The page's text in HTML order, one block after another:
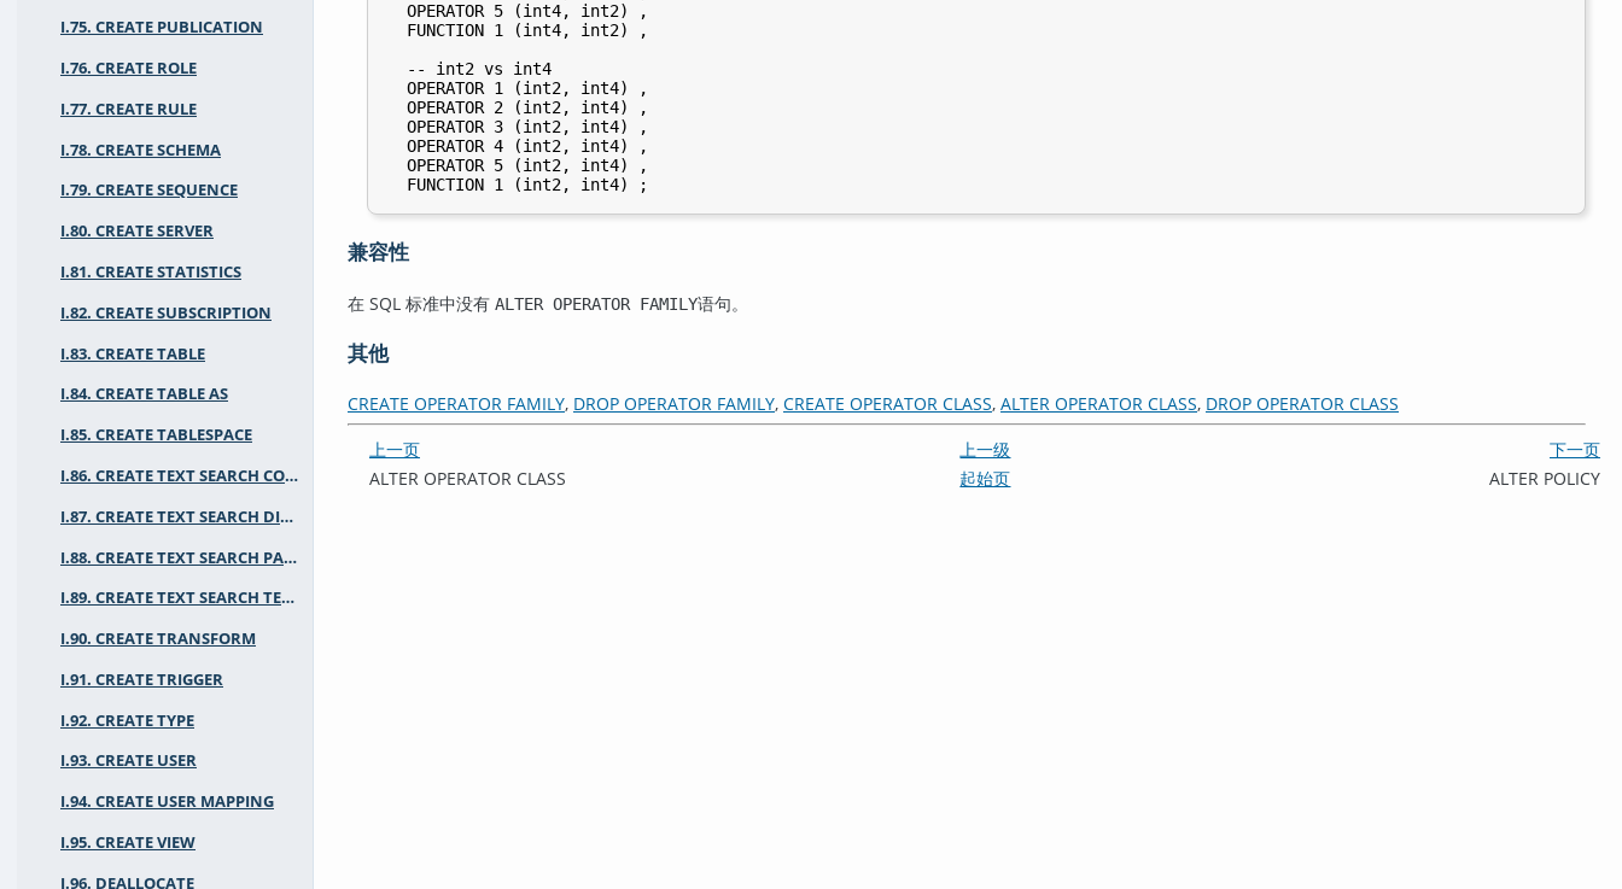
I.75. CREATE PUBLICATION
I.76. CREATE ROLE
I.77. CREATE RULE
I.78. CREATE SCHEMA
I.79. CREATE SEQUENCE
I.80. CREATE SERVER
I.81. CREATE STATISTICS
I.82. CREATE SUBSCRIPTION
I.83. CREATE TABLE
I.84. CREATE TABLE AS
I.85. CREATE TABLESPACE
I.86. CREATE TEXT SEARCH CONFIGURATION
I.87. CREATE TEXT SEARCH DICTIONARY
I.88. CREATE TEXT SEARCH PARSER
I.89. CREATE TEXT SEARCH TEMPLATE
I.90. CREATE TRANSFORM
I.91. CREATE TRIGGER
I.92. CREATE TYPE
I.93. CREATE USER
I.94. CREATE USER MAPPING
I.95. CREATE VIEW
I.96. DEALLOCATE
  OPERATOR 5 (int4, int2) ,
  FUNCTION 1 (int4, int2) ,
  -- int2 vs int4
  OPERATOR 1 (int2, int4) ,
  OPERATOR 2 (int2, int4) ,
  OPERATOR 3 (int2, int4) ,
  OPERATOR 4 (int2, int4) ,
  OPERATOR 5 (int2, int4) ,
兼容性
在 SQL 标准中没有 ALTER OPERATOR FAMILY语句。
其他
CREATE OPERATOR FAMILY, DROP OPERATOR FAMILY, CREATE OPERATOR CLASS, ALTER OPERATOR CLASS, DROP OPERATOR CLASS
上一页
上一级
下一页
ALTER OPERATOR CLASS
起始页 ALTER POLICY